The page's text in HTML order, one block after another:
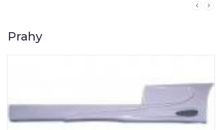
Prahy